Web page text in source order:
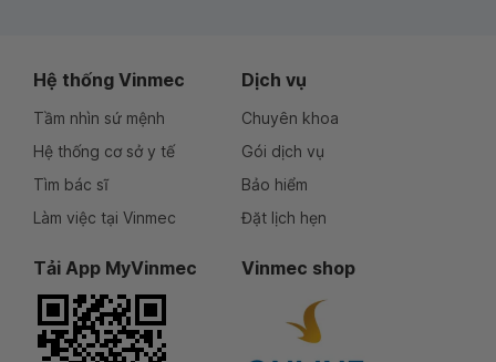
Hệ thống Vinmec
Tầm nhìn sứ mệnh
Hệ thống cơ sở y tế
Tìm bác sĩ
Làm việc tại Vinmec
Dịch vụ
Chuyên khoa
Gói dịch vụ
Bảo hiểm
Đặt lịch hẹn
Tải App MyVinmec Vinmec shop